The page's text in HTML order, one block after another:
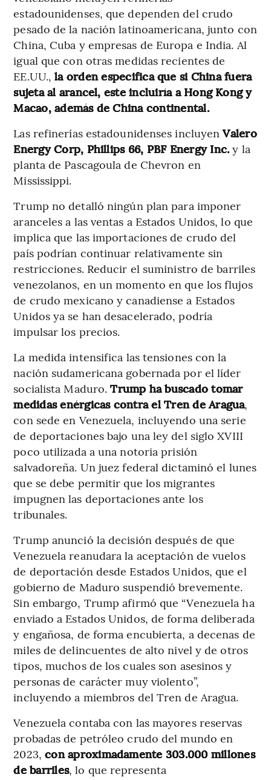
estadounidenses, que dependen del crudo
pesado de la nación latinoamericana, junto con
China, Cuba y empresas de Europa e India. Al
igual que con otras medidas recientes de
EE.UU.,la orden especifica que si China fuera
sujeta al arancel, este incluiría a Hong Kong y
Macao, además de China continental.
Las refinerías estadounidenses incluyenValero
Energy Corp, Phillips 66, PBF Energy Inc.y la
planta de Pascagoula de Chevron en
Mississippi.
Trump no detalló ningún plan para imponer
aranceles a las ventas a Estados Unidos, lo que
implica que las importaciones de crudo del
país podrían continuar relativamente sin
restricciones. Reducir el suministro de barriles
venezolanos, en un momento en que los flujos
de crudo mexicano y canadiense a Estados
Unidos ya se han desacelerado, podría
impulsar los precios.
La medida intensifica las tensiones con la
nación sudamericana gobernada por el líder
socialista Maduro.Trump ha buscado tomar
medidas enérgicas contra el Tren de Aragua,
con sede en Venezuela, incluyendo una serie
de deportaciones bajo una ley del siglo XVIII
poco utilizada a una notoria prisión
salvadoreña. Un juez federal dictaminó el lunes
que se debe permitir que los migrantes
impugnen las deportaciones ante los
tribunales.
Trump anunció la decisión después de que
Venezuela reanudara la aceptación de vuelos
de deportación desde Estados Unidos, que el
gobierno de Maduro suspendió brevemente.
Sin embargo, Trump afirmó que “Venezuela ha
enviado a Estados Unidos, de forma deliberada
y engañosa, de forma encubierta, a decenas de
miles de delincuentes de alto nivel y de otros
tipos, muchos de los cuales son asesinos y
personas de carácter muy violento”,
incluyendo a miembros del Tren de Aragua.
Venezuela contaba con las mayores reservas
probadas de petróleo crudo del mundo en
2023, con aproximadamente 303.000 millones
de barriles, lo que representa